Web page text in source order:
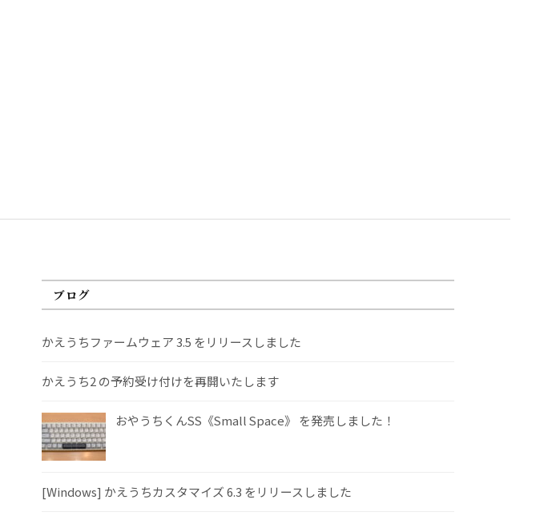
ブログ
かえうちファームウェア 3.5 をリリースしました
かえうち2 の予約受け付けを再開いたします
おやうちくんSS《Small Space》 を発売しました！
[Windows] かえうちカスタマイズ 6.3 をリリースしました